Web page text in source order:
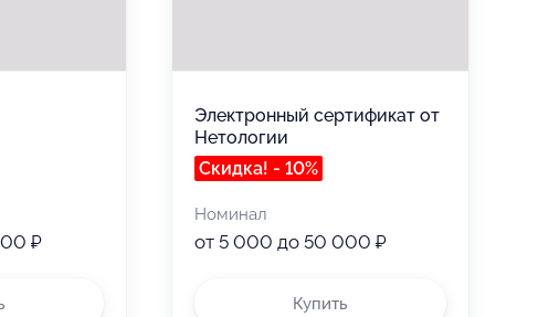
₽
Электронный сертификат от
Нетологии
Скидка! - 10%
Номинал
от 5 000 до 50 000 ₽
Купить